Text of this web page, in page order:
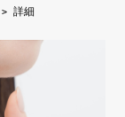
TOP
ル
ンロック
ム
> 詳細